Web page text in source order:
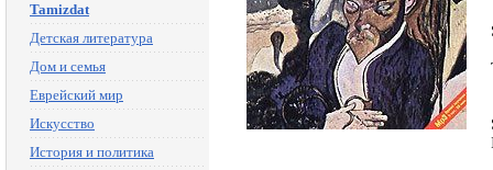
Tamizdat
Детская литература
Дом и семья
Еврейский мир
Искусство
История и политика